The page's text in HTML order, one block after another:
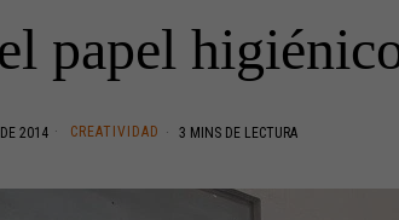
papel
2014 CREATIVIDAD 3 MINS DE LECTURA